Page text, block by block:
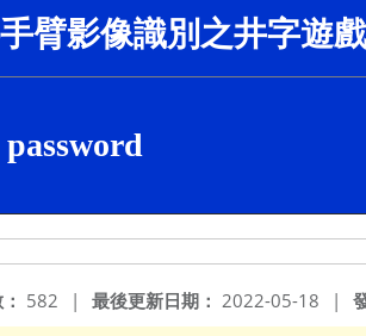
臂影像識別之井字遊戲
password
最後更新日期： 2022-05-18 |
582 |